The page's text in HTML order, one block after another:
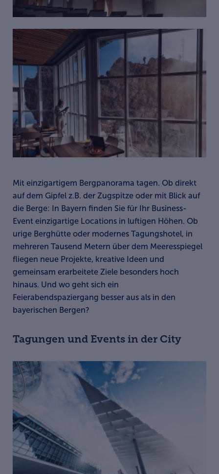
Mit einzigartigem Bergpanorama tagen. Ob direkt
auf dem Gipfel z.B. der Zugspitze oder mit Blick auf
die Berge: In Bayern finden Sie für Ihr Business-
Event einzigartige Locations in luftigen Höhen. Ob
urige Berghütte oder modernes Tagungshotel, in
mehreren Tausend Metern über dem Meeresspiegel
fliegen neue Projekte, kreative Ideen und
gemeinsam erarbeitete Ziele besonders hoch
hinaus. Und wo geht sich ein
Feierabendspaziergang besser aus als in den
bayerischen Bergen?
Tagungen und Events in der City